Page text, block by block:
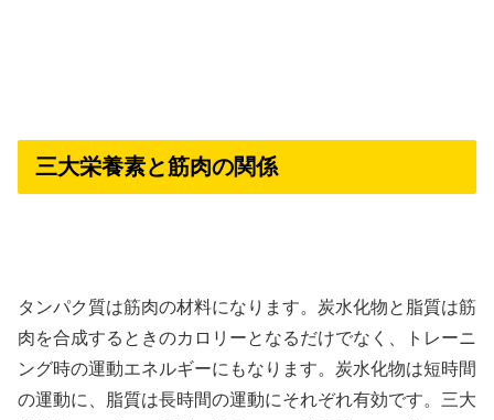
三大栄養素と筋肉の関係
タンパク質は筋肉の材料になります。炭水化物と脂質は筋
肉を合成するときのカロリーとなるだけでなく、トレーニ
ング時の運動エネルギーにもなります。炭水化物は短時間
の運動に、脂質は長時間の運動にそれぞれ有効です。三大